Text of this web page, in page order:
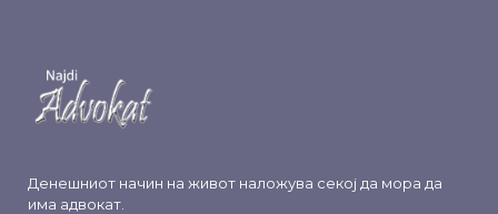
Денешниот начин на живот наложува секој да мора да
има адвокат.